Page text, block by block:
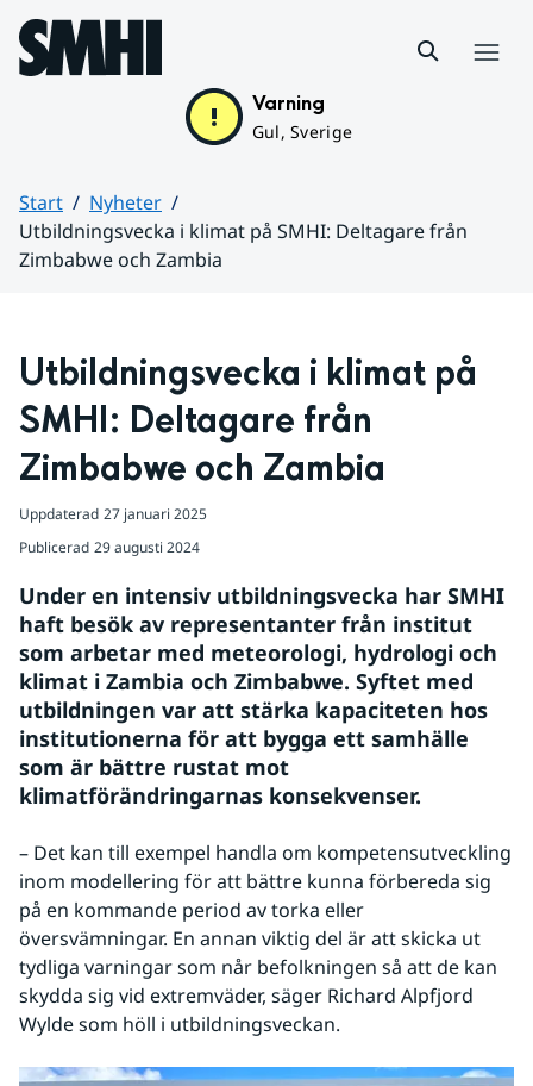
Hoppa till sidans innehåll
Varning
Gul, Sverige
Start
Nyheter
Utbildningsvecka i klimat på SMHI: Deltagare från
Zimbabwe och Zambia
Utbildningsvecka i klimat på
SMHI: Deltagare från
Zimbabwe och Zambia
Uppdaterad 27 januari 2025
Publicerad 29 augusti 2024
Under en intensiv utbildningsvecka har SMHI
haft besök av representanter från institut
som arbetar med meteorologi, hydrologi och
klimat i Zambia och Zimbabwe. Syftet med
utbildningen var att stärka kapaciteten hos
institutionerna för att bygga ett samhälle
som är bättre rustat mot
klimatförändringarnas konsekvenser.
– Det kan till exempel handla om kompetensutveckling
inom modellering för att bättre kunna förbereda sig
på en kommande period av torka eller
översvämningar. En annan viktig del är att skicka ut
tydliga varningar som når befolkningen så att de kan
skydda sig vid extremväder, säger Richard Alpfjord
Wylde som höll i utbildningsveckan.